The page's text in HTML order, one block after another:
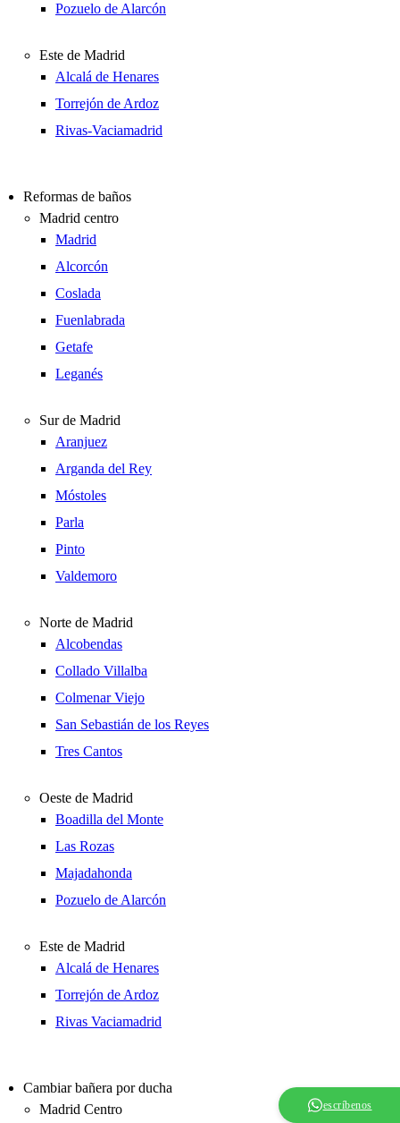
Pozuelo de Alarcón
Este de Madrid
Alcalá de Henares
Torrejón de Ardoz
Rivas-Vaciamadrid
Reformas de baños
Madrid centro
Madrid
Alcorcón
Coslada
Fuenlabrada
Getafe
Leganés
Sur de Madrid
Aranjuez
Arganda del Rey
Móstoles
Parla
Pinto
Valdemoro
Norte de Madrid
Alcobendas
Collado Villalba
Colmenar Viejo
San Sebastián de los Reyes
Tres Cantos
Oeste de Madrid
Boadilla del Monte
Las Rozas
Majadahonda
Pozuelo de Alarcón
Este de Madrid
Alcalá de Henares
Torrejón de Ardoz
Rivas Vaciamadrid
Cambiar bañera por ducha
Madrid Centro
escríbenos